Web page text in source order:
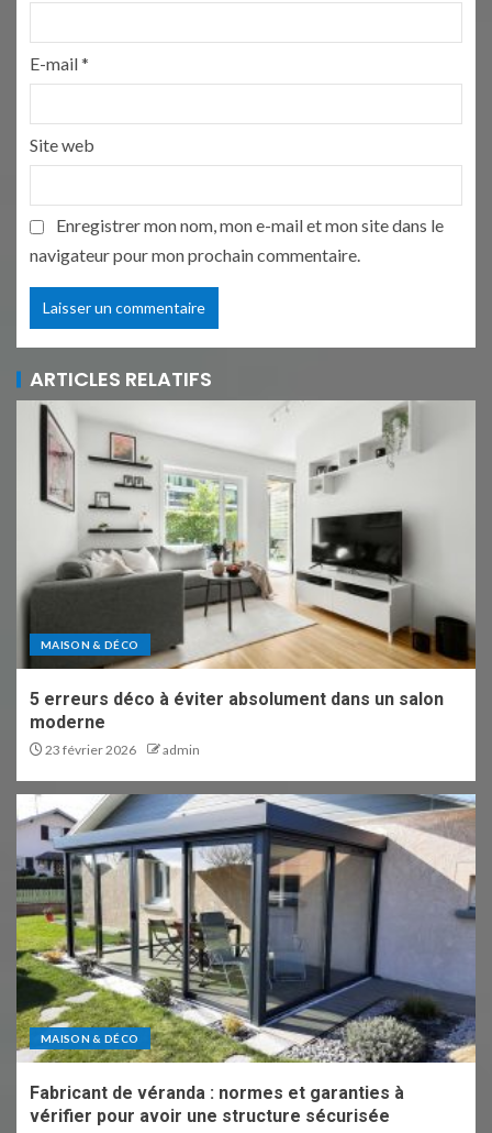
E-mail*
Site web
Enregistrer mon nom, mon e-mail et mon site dans le
navigateur pour mon prochain commentaire.
ARTICLES RELATIFS
MAISON & DÉCO
5 erreurs déco à éviter absolument dans un salon
moderne
23 février 2026 admin
MAISON & DÉCO
Fabricant de véranda : normes et garanties à
vérifier pour avoir une structure sécurisée